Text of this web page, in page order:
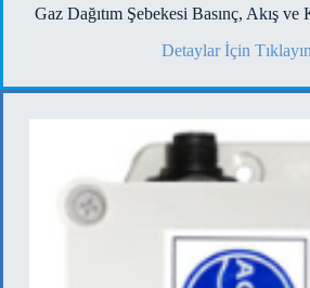
Gaz Dağıtım Şebekesi Basınç, Akış
Detaylar İçin